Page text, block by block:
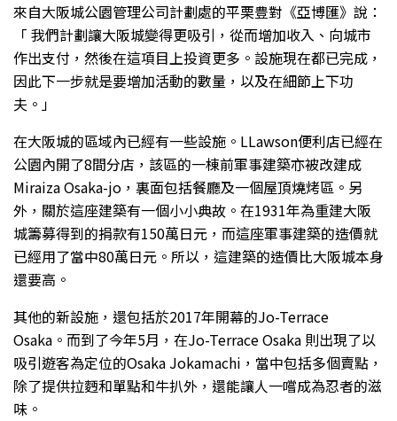
來自大阪城公園管理公司計劃處的平栗豊對《亞博匯》說：
「 我們計劃讓大阪城變得更吸引，從而增加收入、向城市
作出支付，然後在這項目上投資更多。設施現在都已完成，
因此下一步就是要增加活動的數量，以及在細節上下功
夫。」
在大阪城的區域內已經有一些設施。LLawson便利店已經在
公園內開了8間分店，該區的一棟前軍事建築亦被改建成
Miraiza Osaka-jo，裏面包括餐廳及一個屋頂燒烤區。另
外，關於這座建築有一個小小典故。在1931年為重建大阪
城籌募得到的捐款有150萬日元，而這座軍事建築的造價就
已經用了當中80萬日元。所以，這建築的造價比大阪城本身
還要高。
其他的新設施，還包括於2017年開幕的Jo-Terrace
Osaka。而到了今年5月，在Jo-Terrace Osaka 則出現了以
吸引遊客為定位的Osaka Jokamachi，當中包括多個賣點，
除了提供拉麪和單點和牛扒外，還能讓人一嚐成為忍者的滋
味。